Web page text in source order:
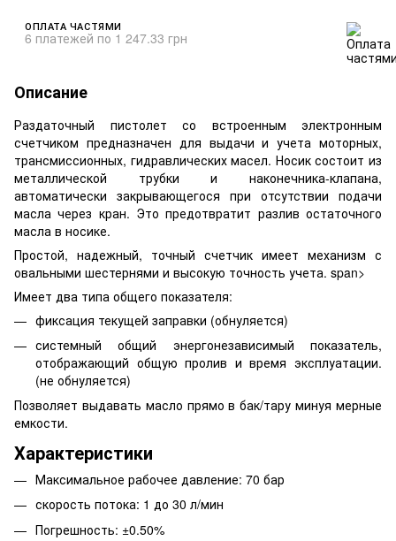
ОПЛАТА ЧАСТЯМИ
6 платежей по 1 247.33 грн
Описание
Раздаточный пистолет со встроенным электронным
счетчиком предназначен для выдачи и учета моторных,
трансмиссионных, гидравлических масел. Носик состоит из
металлической трубки и наконечника-клапана,
автоматически закрывающегося при отсутствии подачи
масла через кран. Это предотвратит разлив остаточного
масла в носике.
Простой, надежный, точный счетчик имеет механизм с
овальными шестернями и высокую точность учета. span>
Имеет два типа общего показателя:
фиксация текущей заправки (обнуляется)
системный общий энергонезависимый показатель,
отображающий общую пролив и время эксплуатации.
(не обнуляется)
Позволяет выдавать масло прямо в бак/тару минуя мерные
емкости.
Характеристики
Максимальное рабочее давление: 70 бар
скорость потока: 1 до 30 л/мин
Погрешность: ±0.50%